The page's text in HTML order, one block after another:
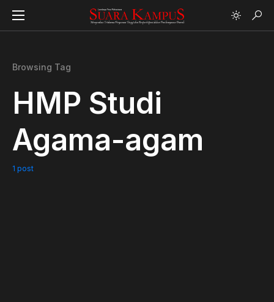
Browsing Tag
HMP Studi
Agama-agam
1 post